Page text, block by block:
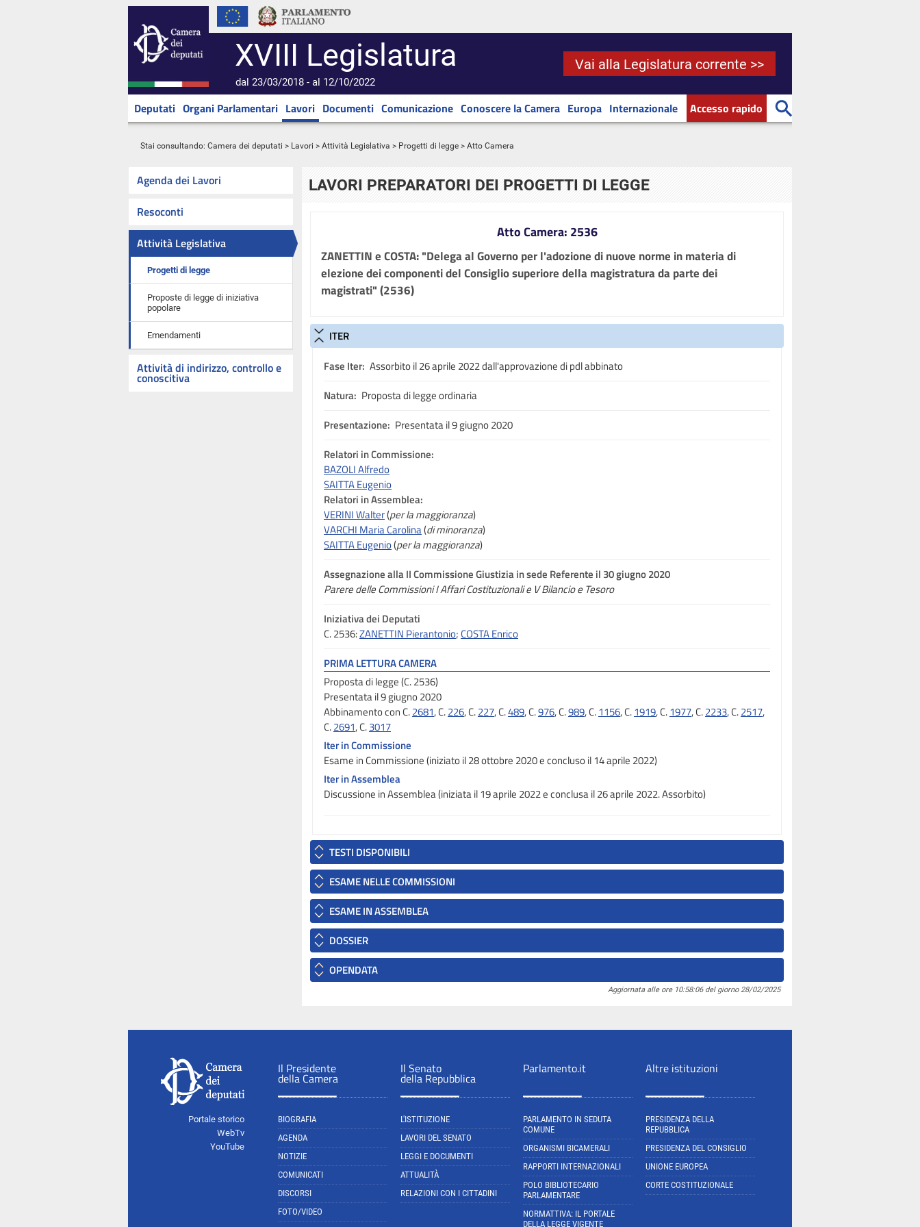
XVIII Legislatura
dal 23/03/2018 - al 12/10/2022
Vai alla Legislatura corrente >>
Deputati Organi Parlamentari Lavori Documenti Comunicazione Conoscere la Camera Europa Internazionale Accesso rapido
Stai consultando: Camera dei deputati > Lavori > Attività Legislativa > Progetti di legge > Atto Camera
Agenda dei Lavori
Resoconti
Attività Legislativa
Progetti di legge
Proposte di legge di iniziativa
popolare
Emendamenti
Attività di indirizzo, controllo e
conoscitiva
LAVORI PREPARATORI DEI PROGETTI DI LEGGE
Atto Camera: 2536
ZANETTIN e COSTA: "Delega al Governo per l'adozione di nuove norme in materia di
elezione dei componenti del Consiglio superiore della magistratura da parte dei
magistrati" (2536)
ITER
Fase Iter: Assorbito il 26 aprile 2022 dall'approvazione di pdl abbinato
Natura: Proposta di legge ordinaria
Presentazione: Presentata il 9 giugno 2020
Relatori in Commissione:
BAZOLI Alfredo
SAITTA Eugenio
Relatori in Assemblea:
VERINI Walter(per la maggioranza)
VARCHI Maria Carolina(di minoranza)
SAITTA Eugenio(per la maggioranza)
Assegnazionealla II Commissione Giustizia in sede Referente il 30 giugno 2020
Parere delle Commissioni I Affari Costituzionali e V Bilancio e Tesoro
Iniziativa dei Deputati
C. 2536:ZANETTIN Pierantonio; COSTA Enrico
PRIMA LETTURA CAMERA
Proposta di legge (C. 2536)
Presentata il 9 giugno 2020
Abbinamento con C.2681, C.226, C.227, C.489, C.976, C.989, C.1156, C.1919, C.1977, C.2233, C.2517,
C.2691, C.3017
Iter in Commissione
Esame in Commissione (iniziato il 28 ottobre 2020 e concluso il 14 aprile 2022)
Iter in Assemblea
Discussione in Assemblea (iniziata il 19 aprile 2022 e conclusa il 26 aprile 2022. Assorbito)
TESTI DISPONIBILI
ESAME NELLE COMMISSIONI
ESAME IN ASSEMBLEA
DOSSIER
OPENDATA
Aggiornata alle ore 10:58:06 del giorno 28/02/2025
Portale storico
WebTv
YouTube
Il Presidente
della Camera
BIOGRAFIA
AGENDA
NOTIZIE
COMUNICATI
DISCORSI
FOTO/VIDEO
Il Senato
della Repubblica
L'ISTITUZIONE
LAVORI DEL SENATO
LEGGI E DOCUMENTI
ATTUALITÀ
RELAZIONI CON I CITTADINI
Parlamento.it
PARLAMENTO IN SEDUTA
COMUNE
ORGANISMI BICAMERALI
RAPPORTI INTERNAZIONALI
POLO BIBLIOTECARIO
PARLAMENTARE
NORMATTIVA: IL PORTALE
DELLA LEGGE VIGENTE
Altre istituzioni
PRESIDENZA DELLA
REPUBBLICA
PRESIDENZA DEL CONSIGLIO
UNIONE EUROPEA
CORTE COSTITUZIONALE